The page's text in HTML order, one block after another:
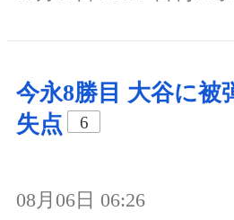
今永8勝目 大谷に被
失点
6
08月06日 06:26